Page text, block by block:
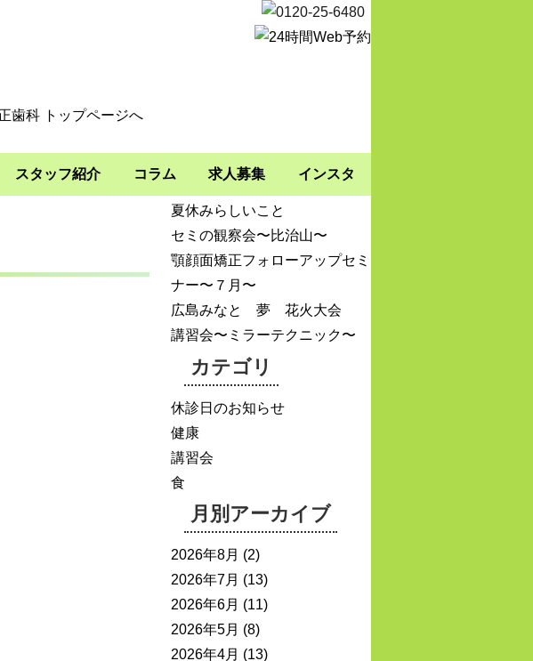
スタッフ紹介 コラム 求人募集 インスタ
最近の投稿
夏休みらしいこと
セミの観察会〜比治山〜
顎顔面矯正フォローアップセミ
ナー〜７月〜
広島みなと 夢 花火大会
講習会〜ミラーテクニック〜
カテゴリ
休診日のお知らせ
健康
講習会
食
月別アーカイブ
2026年8月 (2)
2026年7月 (13)
2026年6月 (11)
2026年5月 (8)
2026年4月 (13)